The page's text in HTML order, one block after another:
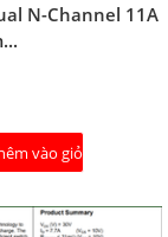
N-Channel 11A
vào giỏ